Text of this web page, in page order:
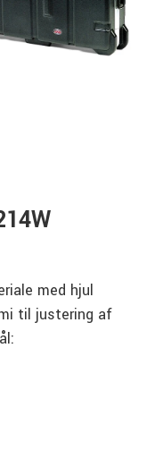
med hjul
til justering af